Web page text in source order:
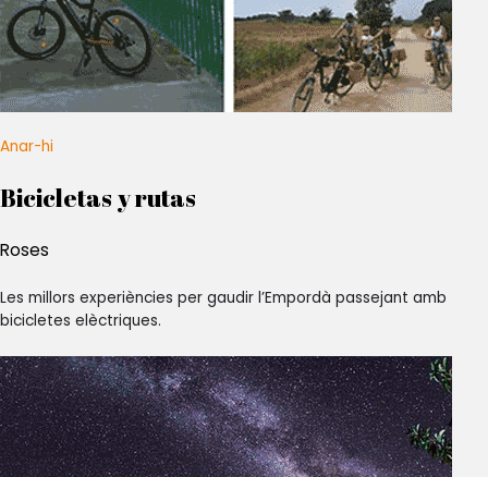
Anar-hi
Bicicletas y rutas
Roses
Les millors experiències per gaudir l’Empordà passejant amb
bicicletes elèctriques.